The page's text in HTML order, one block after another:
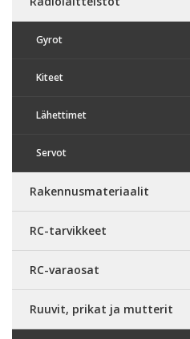
Gyrot
Kiteet
Lähettimet
Servot
Rakennusmateriaalit
RC-tarvikkeet
RC-varaosat
Ruuvit, prikat ja mutterit